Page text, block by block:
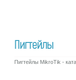
Пигтейлы
Пигтейлы MikroTik -